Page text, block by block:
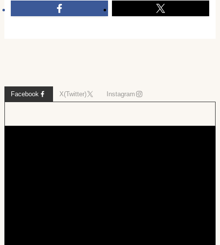
Facebook X(Twitter) Instagram